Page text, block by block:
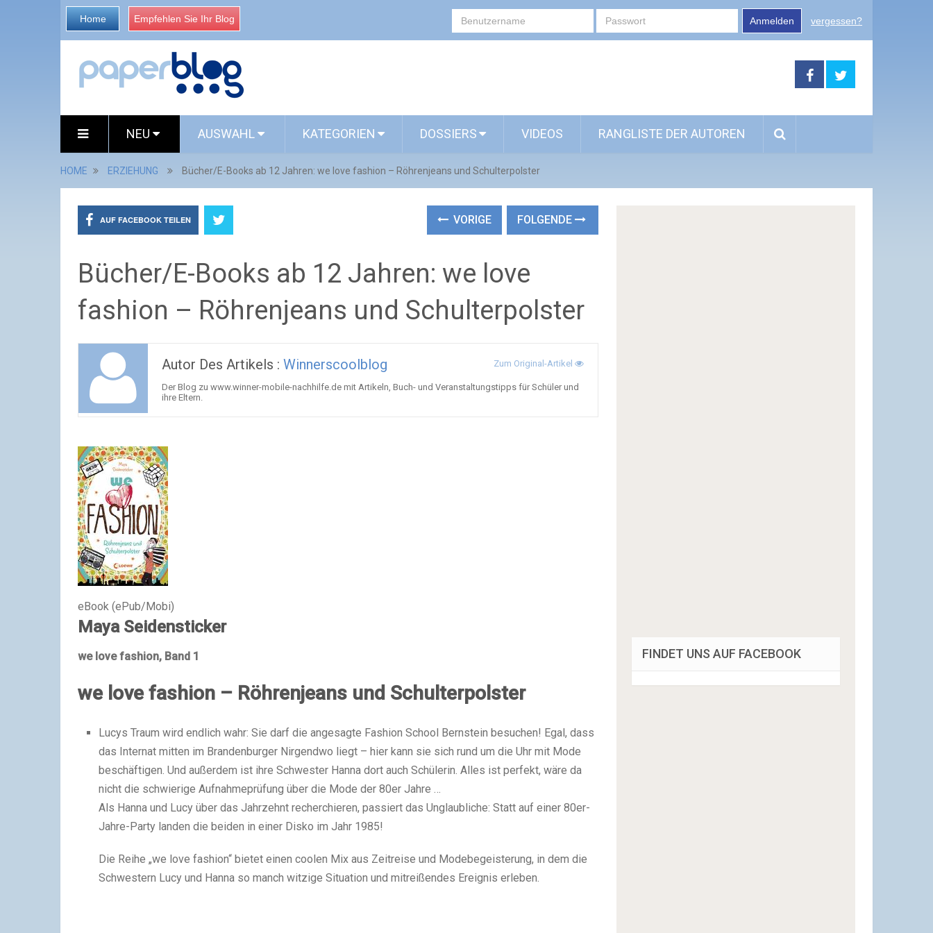
Home Empfehlen Sie Ihr Blog Anmelden vergessen?
NEU AUSWAHL KATEGORIEN DOSSIERS VIDEOS RANGLISTE DER AUTOREN
HOME ERZIEHUNG Bücher/E-Books ab 12 Jahren: we love fashion – Röhrenjeans und Schulterpolster
AUF FACEBOOK TEILEN VORIGE FOLGENDE
Bücher/E-Books ab 12 Jahren: we love
fashion – Röhrenjeans und Schulterpolster
Autor Des Artikels : Winnerscoolblog Zum Original-Artikel
Der Blog zu www.winner-mobile-nachhilfe.de mit Artikeln, Buch- und Veranstaltungstipps für Schüler und
ihre Eltern.
eBook (ePub/Mobi)
Maya Seidensticker
we love fashion, Band 1
we love fashion – Röhrenjeans und Schulterpolster
Lucys Traum wird endlich wahr: Sie darf die angesagte Fashion School Bernstein besuchen! Egal, dass
das Internat mitten im Brandenburger Nirgendwo liegt – hier kann sie sich rund um die Uhr mit Mode
beschäftigen. Und außerdem ist ihre Schwester Hanna dort auch Schülerin. Alles ist perfekt, wäre da
nicht die schwierige Aufnahmeprüfung über die Mode der 80er Jahre …
Als Hanna und Lucy über das Jahrzehnt recherchieren, passiert das Unglaubliche: Statt auf einer 80er-
Jahre-Party landen die beiden in einer Disko im Jahr 1985!
Die Reihe „we love fashion“ bietet einen coolen Mix aus Zeitreise und Modebegeisterung, in dem die
Schwestern Lucy und Hanna so manch witzige Situation und mitreißendes Ereignis erleben.
FINDET UNS AUF FACEBOOK